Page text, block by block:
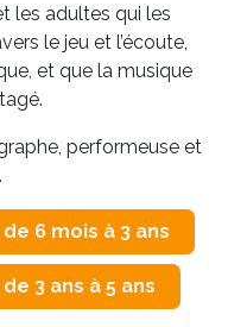
les adultes qui les
le jeu et l’écoute,
et que la musique
performeuse et
6 mois à 3 ans
3 ans à 5 ans